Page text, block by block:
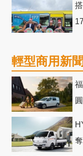
輕型商用新聞